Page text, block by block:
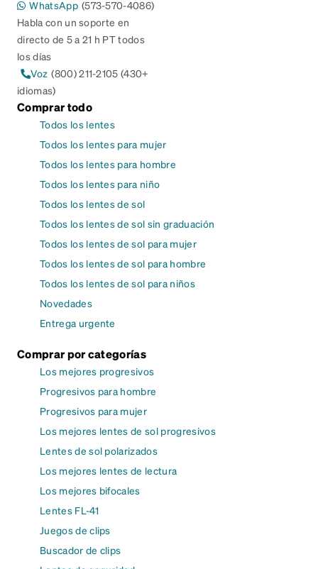
WhatsApp (573-570-4086)
Habla con un soporte en
directo de 5 a 21 h PT todos
los días
Voz (800) 211-2105 (430+
idiomas)
Comprar todo
Todos los lentes
Todos los lentes para mujer
Todos los lentes para hombre
Todos los lentes para niño
Todos los lentes de sol
Todos los lentes de sol sin graduación
Todos los lentes de sol para mujer
Todos los lentes de sol para hombre
Todos los lentes de sol para niños
Novedades
Entrega urgente
Comprar por categorías
Los mejores progresivos
Progresivos para hombre
Progresivos para mujer
Los mejores lentes de sol progresivos
Lentes de sol polarizados
Los mejores lentes de lectura
Los mejores bifocales
Lentes FL-41
Juegos de clips
Buscador de clips